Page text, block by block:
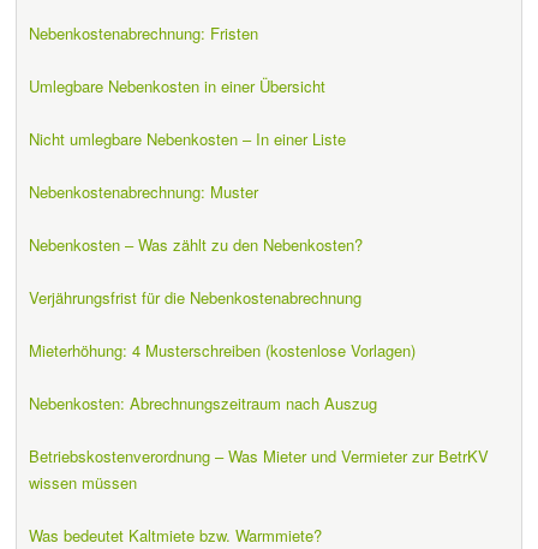
Nebenkostenabrechnung: Fristen
Umlegbare Nebenkosten in einer Übersicht
Nicht umlegbare Nebenkosten – In einer Liste
Nebenkostenabrechnung: Muster
Nebenkosten – Was zählt zu den Nebenkosten?
Verjährungsfrist für die Nebenkostenabrechnung
Mieterhöhung: 4 Musterschreiben (kostenlose Vorlagen)
Nebenkosten: Abrechnungszeitraum nach Auszug
Betriebskostenverordnung – Was Mieter und Vermieter zur BetrKV
wissen müssen
Was bedeutet Kaltmiete bzw. Warmmiete?